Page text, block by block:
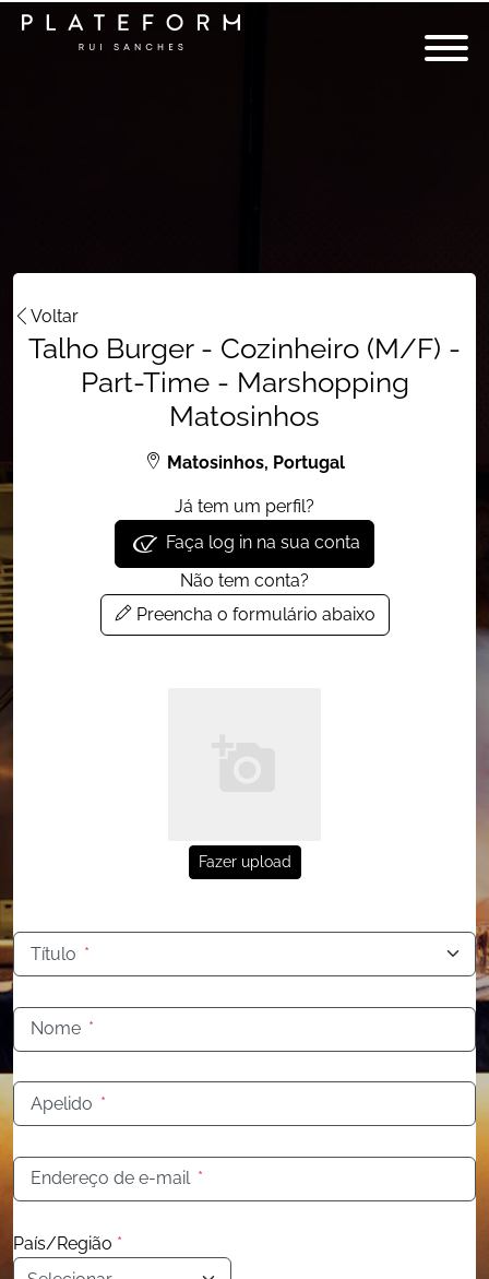
Voltar
Talho Burger - Cozinheiro (M/F) -
Part-Time - Marshopping
Matosinhos
Matosinhos, Portugal
Já tem um perfil?
Faça log in na sua conta
Não tem conta?
Preencha o formulário abaixo
Fazer upload
Título *
Nome *
Apelido *
Endereço de e-mail *
País/Região *